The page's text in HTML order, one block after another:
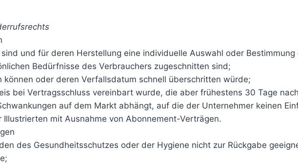
und für deren Herstellung eine individuelle Auswahl oder
Bedürfnisse des Verbrauchers zugeschnitten sind;
oder deren Verfallsdatum schnell überschritten würde;
bei Vertragsschluss vereinbart wurde, die aber frühestens 30 Tage
auf dem Markt abhängt, auf die der Unternehmer keinen
mit Ausnahme von Abonnement-Verträgen.
des Gesundheitsschutzes oder der Hygiene nicht zur Rückgabe